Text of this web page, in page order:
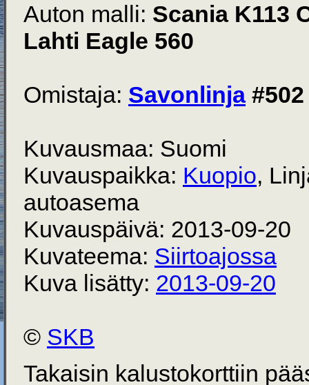
Auton malli: Scania K113
Lahti Eagle 560
Omistaja: Savonlinja#502
Kuvausmaa: Suomi
Kuvauspaikka: Kuopio,
autoasema
Kuvauspäivä: 2013-09-20
Kuvateema: Siirtoajossa
Kuva lisätty: 2013-09-20
© SKB
Takaisin kalustokorttiin